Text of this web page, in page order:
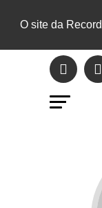
O site da